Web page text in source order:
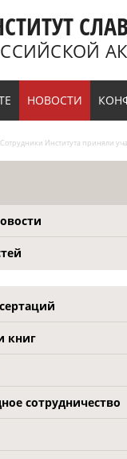
НОВОСТИ
Сотрудники Института приняли
книг
сотрудничество